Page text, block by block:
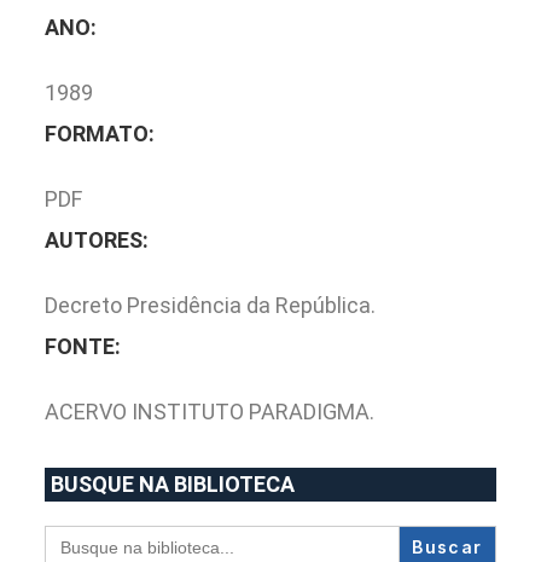
ANO:
1989
FORMATO:
PDF
AUTORES:
Decreto Presidência da República.
FONTE:
ACERVO INSTITUTO PARADIGMA.
BUSQUE NA BIBLIOTECA
Search
for: